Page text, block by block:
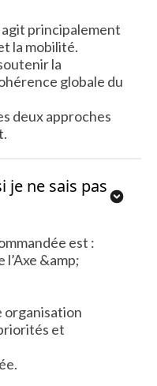
principalement
la mobilité.
la
globale du
deux approches
je ne sais pas
est :
l’Axe &amp;
organisation
et